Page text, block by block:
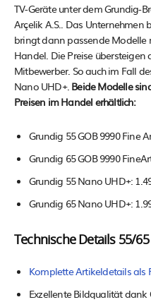
TV-Geräte unter dem Grundig-
Arçelik A.S.. Das Unternehmen
bringt dann passende Modelle
Handel. Die Preise
Mitbewerber. So auch im Fall
Nano UHD+. Beide Modelle
Preisen im Handel erhältlich:
Grundig 55 GOB 9990 Fine
Grundig 65 GOB 9990
Grundig 55 Nano UHD+:
Grundig 65 Nano UHD+:
Technische Details 55/
Komplette Artikeldetails als
Exzellente Bildqualität